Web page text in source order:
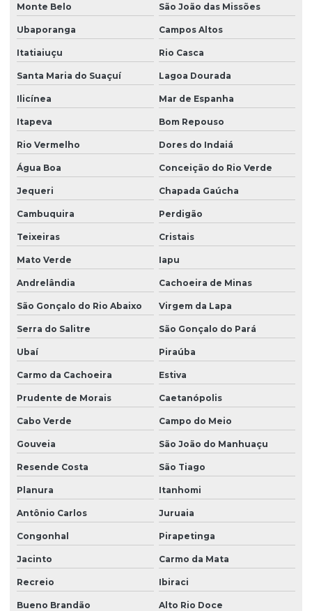
Monte Belo São João das Missões
Ubaporanga Campos Altos
Itatiaiuçu Rio Casca
Santa Maria do Suaçuí Lagoa Dourada
Ilicínea Mar de Espanha
Itapeva Bom Repouso
Rio Vermelho Dores do Indaiá
Água Boa Conceição do Rio Verde
Jequeri Chapada Gaúcha
Cambuquira Perdigão
Teixeiras Cristais
Mato Verde Iapu
Andrelândia Cachoeira de Minas
São Gonçalo do Rio Abaixo Virgem da Lapa
Serra do Salitre São Gonçalo do Pará
Ubaí Piraúba
Carmo da Cachoeira Estiva
Prudente de Morais Caetanópolis
Cabo Verde Campo do Meio
Gouveia São João do Manhuaçu
Resende Costa São Tiago
Planura Itanhomi
Antônio Carlos Juruaia
Congonhal Pirapetinga
Jacinto Carmo da Mata
Recreio Ibiraci
Bueno Brandão Alto Rio Doce